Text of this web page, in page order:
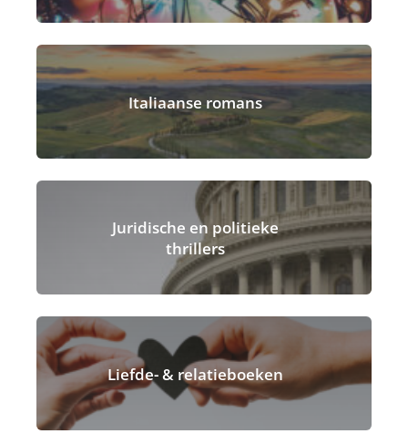
Italiaanse romans
Juridische en politieke
thrillers
Liefde- & relatieboeken